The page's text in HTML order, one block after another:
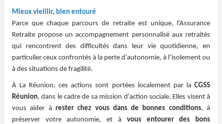
Mieux vieillir, bien entouré
Parce que chaque parcours de retraite est unique, l’Assurance
Retraite propose un accompagnement personnalisé aux retraités
qui rencontrent des difficultés dans leur vie quotidienne, en
particulier ceux confrontés à la perte d’autonomie, à l’isolement ou
à des situations de fragilité.
À La Réunion, ces actions sont portées localement par laCGSS
Réunion, dans le cadre de sa mission d’action sociale. Elles visent à
vous aider à rester chez vous dans de bonnes conditions, à
préserver votre autonomie, et à vous entourer des bons